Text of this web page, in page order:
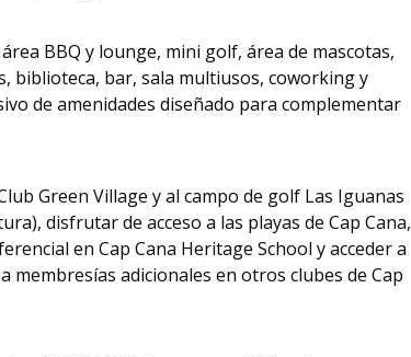
BBQ y lounge, mini golf, área de mascotas,
biblioteca, bar, sala multiusos, coworking y
de amenidades diseñado para complementar
Green Village y al campo de golf Las Iguanas
disfrutar de acceso a las playas de Cap Cana,
en Cap Cana Heritage School y acceder a
membresías adicionales en otros clubes de Cap